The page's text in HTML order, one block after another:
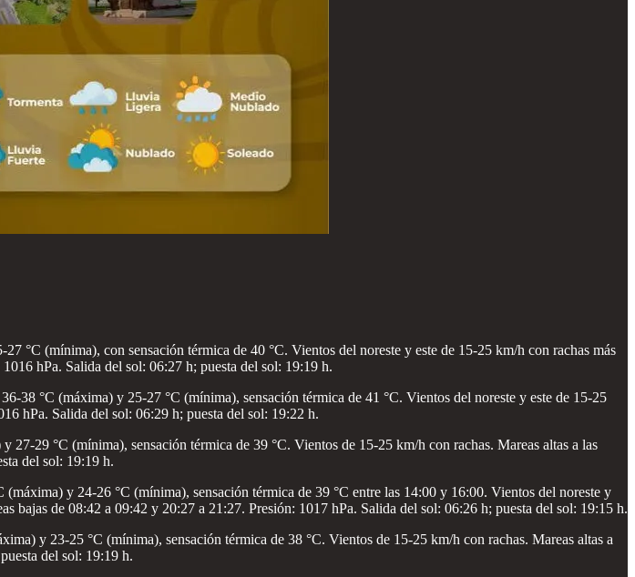
°C (mínima), con sensación térmica de 40 °C. Vientos del noreste y este de 15-25 km/h con rachas más
hPa. Salida del sol: 06:27 h; puesta del sol: 19:19 h.
38 °C (máxima) y 25-27 °C (mínima), sensación térmica de 41 °C. Vientos del noreste y este de 15-25
hPa. Salida del sol: 06:29 h; puesta del sol: 19:22 h.
29 °C (mínima), sensación térmica de 39 °C. Vientos de 15-25 km/h con rachas. Mareas altas a las
del sol: 19:19 h.
y 24-26 °C (mínima), sensación térmica de 39 °C entre las 14:00 y 16:00. Vientos del noreste y
bajas de 08:42 a 09:42 y 20:27 a 21:27. Presión: 1017 hPa. Salida del sol: 06:26 h; puesta del sol: 19:15 h.
y 23-25 °C (mínima), sensación térmica de 38 °C. Vientos de 15-25 km/h con rachas. Mareas altas a
del sol: 19:19 h.